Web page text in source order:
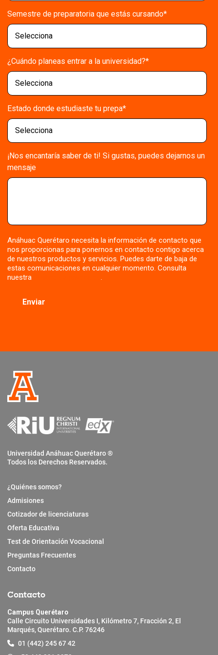
Semestre de preparatoria que estás cursando*
¿Cuándo planeas entrar a la universidad?*
Estado donde estudiaste tu prepa*
¡Nos encantaría saber de ti! Si gustas, puedes dejarnos un
mensaje
Anáhuac Querétaro necesita la información de contacto que
nos proporcionas para ponernos en contacto contigo acerca
de nuestros productos y servicios. Puedes darte de baja de
estas comunicaciones en cualquier momento. Consulta
nuestra
.
Universidad Anáhuac Querétaro ®
Todos los Derechos Reservados.
¿Quiénes somos?
Admisiones
Cotizador de licenciaturas
Oferta Educativa
Test de Orientación Vocacional
Preguntas Frecuentes
Contacto
Contacto
Campus Querétaro
Calle Circuito Universidades I, Kilómetro 7, Fracción 2, El
Marqués, Querétaro. C.P. 76246
01 (442) 245 67 42